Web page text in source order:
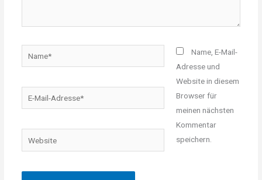
Mail-
Website
Name, E-Mail-
Adresse und
Website in diesem
Browser für
meinen nächsten
Kommentar
speichern.